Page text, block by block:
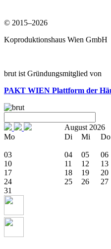
© 2015–2026
Koproduktionshaus Wien GmbH
brut ist Gründungsmitglied von
PAKT WIEN Plattform der
August 2026
Mo
Di Mi Do
03
04 05 06
10
11 12 13
17
18 19 20
24
25 26 27
31